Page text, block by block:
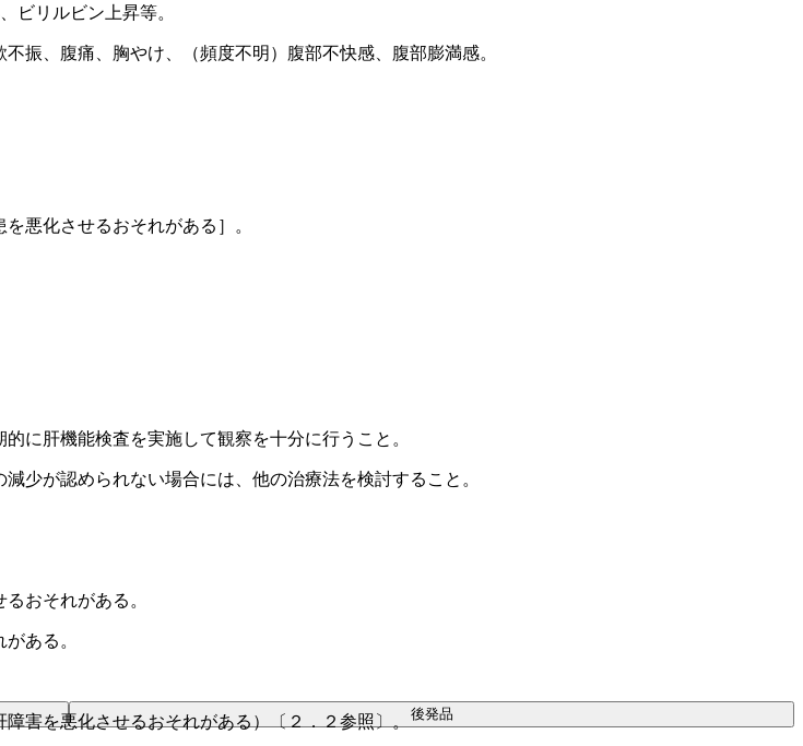
ビリルビン上昇等。
振、腹痛、胸やけ、（頻度不明）腹部不快感、腹部膨満感。
悪化させるおそれがある］。
に肝機能検査を実施して観察を十分に行うこと。
少が認められない場合には、他の治療法を検討すること。
おそれがある。
ある。
害を悪化させるおそれがある）〔２．２参照〕。 後発品